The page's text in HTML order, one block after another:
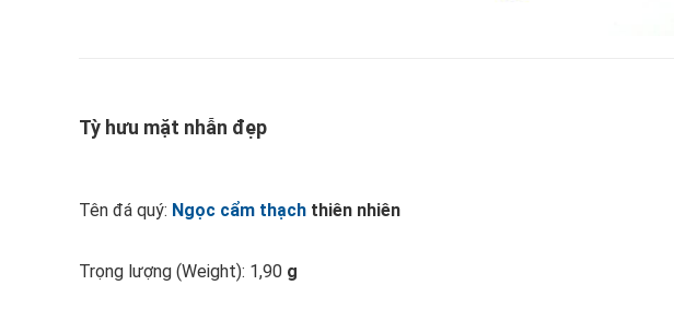
Tỳ hưu mặt nhẫn đẹp
Tên đá quý: Ngọc cẩm thạch thiên nhiên
Trọng lượng (Weight): 1,90 g